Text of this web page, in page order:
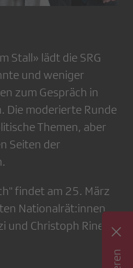
Stall» lädt die SRG
und weniger
zum Gespräch in
Die moderierte Runde
Themen, aber
Seiten der
findet am 25. März
Nationalrät:innen
und Christoph Riner